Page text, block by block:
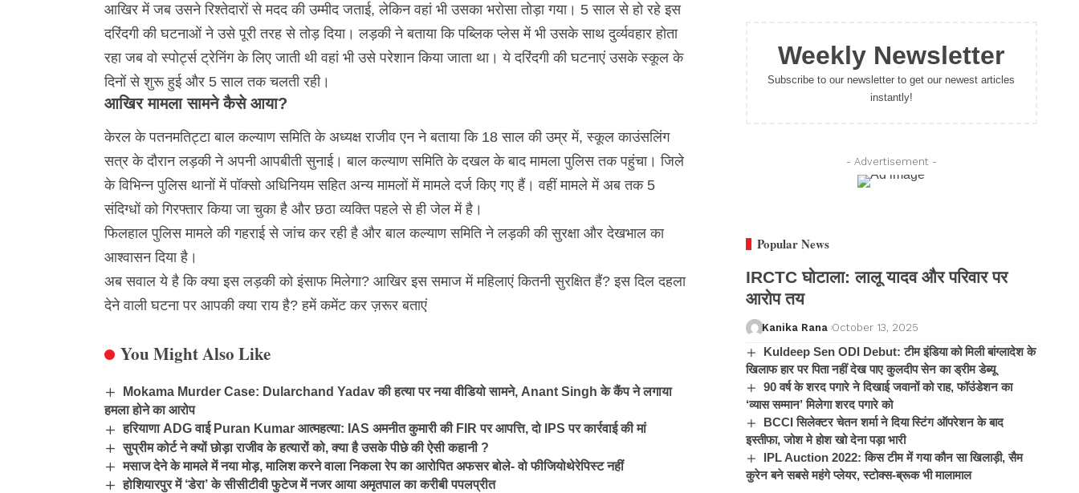
आखिर में जब उसने रिश्तेदारों से मदद की उम्मीद जताई, लेकिन वहां भी उसका भरोसा तोड़ा गया। 5 साल से हो रहे इस
दरिंदगी की घटनाओं ने उसे पूरी तरह से तोड़ दिया। लड़की ने बताया कि पब्लिक प्लेस में भी उसके साथ दुर्व्यवहार होता
रहा जब वो स्पोर्ट्स ट्रेनिंग के लिए जाती थी वहां भी उसे परेशान किया जाता था। ये दरिंदगी की घटनाएं उसके स्कूल के
दिनों से शुरू हुई और 5 साल तक चलती रही।
आखिर मामला सामने कैसे आया?
केरल के पतनमतिट्टा बाल कल्याण समिति के अध्यक्ष राजीव एन ने बताया कि 18 साल की उम्र में, स्कूल काउंसलिंग
सत्र के दौरान लड़की ने अपनी आपबीती सुनाई। बाल कल्याण समिति के दखल के बाद मामला पुलिस तक पहुंचा। जिले
के विभिन्न पुलिस थानों में पॉक्सो अधिनियम सहित अन्य मामलों में मामले दर्ज किए गए हैं। वहीं मामले में अब तक 5
संदिग्धों को गिरफ्तार किया जा चुका है और छठा व्यक्ति पहले से ही जेल में है।
फिलहाल पुलिस मामले की गहराई से जांच कर रही है और बाल कल्याण समिति ने लड़की की सुरक्षा और देखभाल का
आश्वासन दिया है।
अब सवाल ये है कि क्या इसलड़कीको इंसाफ मिलेगा? आखिर इस समाज में महिलाएं कितनी सुरक्षित हैं? इस दिल दहला
देने वाली घटना पर आपकी क्या राय है? हमें कमेंट कर ज़रूर बताएं
You Might Also Like
Mokama Murder Case: Dularchand Yadav की हत्या पर नया वीडियो सामने, Anant Singh के कैंप ने लगाया
हमला होने का आरोप
हरियाणा ADG वाई Puran Kumar आत्महत्या: IAS अमनीत कुमारी की FIR पर आपत्ति, दो IPS पर कार्रवाई की मां
सुप्रीम कोर्ट ने क्यों छोड़ा राजीव के हत्यारों को, क्या है उसके पीछे की ऐसी कहानी ?
मसाज देने के मामले में नया मोड़, मालिश करने वाला निकला रेप का आरोपित अफसर बोले- वो फीजियोथेरेपिस्ट नहीं
होशियारपुर में ‘डेरा’ के सीसीटीवी फुटेज में नजर आया अमृतपाल का करीबी पपलप्रीत
Weekly Newsletter
Subscribe to our newsletter to get our newest articles
instantly!
- Advertisement -
Popular News
IRCTC घोटाला: लालू यादव और परिवार पर
आरोप तय
Kanika Rana October 13, 2025
Kuldeep Sen ODI Debut: टीम इंडिया को मिली बांग्लादेश के
खिलाफ हार पर पिता नहीं देख पाए कुलदीप सेन का ड्रीम डेब्यू
90 वर्ष के शरद पगारे ने दिखाई जवानों को राह, फॉउंडेशन का
‘व्यास सम्मान’ मिलेगा शरद पगारे को
BCCI सिलेक्टर चेतन शर्मा ने दिया स्टिंग ऑपरेशन के बाद
इस्तीफा, जोश मे होश खो देना पड़ा भारी
IPL Auction 2022: किस टीम में गया कौन सा खिलाड़ी, सैम
कुरेन बने सबसे महंगे प्लेयर, स्टोक्स-ब्रूक भी मालामाल